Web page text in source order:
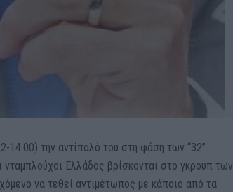
14:00) την αντίπαλό του στη φάση των “32”
Ελλάδος βρίσκονται στο γκρουπ των
να τεθεί αντιμέτωπος με κάποιο από τα